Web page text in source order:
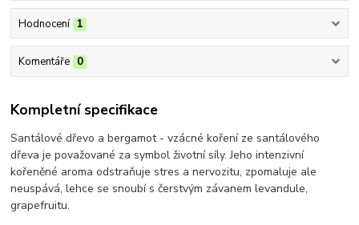
Hodnocení 1
Komentáře 0
Kompletní specifikace
Santálové dřevo a bergamot - vzácné koření ze santálového
dřeva je považované za symbol životní síly. Jeho intenzivní
kořeněné aroma odstraňuje stres a nervozitu, zpomaluje ale
neuspává, lehce se snoubí s čerstvým závanem levandule,
grapefruitu.